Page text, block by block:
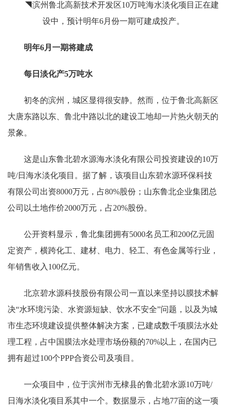
◥滨州鲁北高新技术开发区10万吨海水淡化项目正在建
设中，预计明年6月份一期可建成投产。
明年6月一期将建成
每日淡化产5万吨水
初冬的滨州，城区显得很安静。然而，位于鲁北高新区
大唐东路以东、鲁北中路以北的建设工地却一片热火朝天的
景象。
这是山东鲁北碧水源海水淡化有限公司投资建设的10万
吨/日海水淡化项目。据了解，该项目山东碧水源环保科技
有限公司出资8000万元，占80%股份；山东鲁北企业集团总
公司以土地作价2000万元，占20%股份。
公开资料显示，鲁北集团拥有5000名员工和200亿元固
定资产，横跨化工、建材、电力、轻工、有色金属等行业，
年销售收入100亿元。
北京碧水源科技股份有限公司一直以来坚持以膜技术解
决“水环境污染、水资源短缺、饮水不安全”问题，以及为城
市生态环境建设提供整体解决方案，已建成数千项膜法水处
理工程，占中国膜法水处理市场份额的70%以上，在国内已
拥有超过100个PPP合资公司及项目。
一众项目中，位于滨州市无棣县的鲁北碧水源10万吨/
日海水淡化项目系其中一个。数据显示，占地77亩的这一项